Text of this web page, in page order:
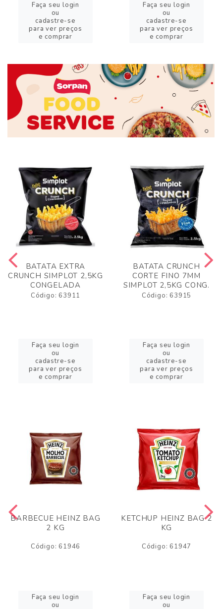
Faça seu login
ou
cadastre-se
para ver preços
e comprar
Faça seu login
ou
cadastre-se
para ver preços
e comprar
BATATA EXTRA
CRUNCH SIMPLOT 2,5KG
CONGELADA
Código: 63911
Faça seu login
ou
cadastre-se
para ver preços
e comprar
BATATA CRUNCH
CORTE FINO 7MM
SIMPLOT 2,5KG CONG.
Código: 63915
Faça seu login
ou
cadastre-se
para ver preços
e comprar
BARBECUE HEINZ BAG
2 KG
Código: 61946
Faça seu login
ou
KETCHUP HEINZ BAG 2
KG
Código: 61947
Faça seu login
ou